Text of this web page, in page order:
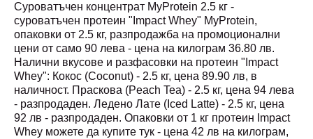
Суроватъчен концентрат MyProtein 2.5 кг -
суроватъчен протеин "Impact Whey" MyProtein,
опаковки от 2.5 кг, разпродажба на промоционални
цени от само 90 лева - цена на килограм 36.80 лв.
Налични вкусове и разфасовки на протеин "Impact
Whey": Кокос (Coconut) - 2.5 кг, цена 89.90 лв, в
наличност. Праскова (Peach Tea) - 2.5 кг, цена 94 лева
- разпродаден. Ледено Лате (Iced Latte) - 2.5 кг, цена
92 лв - разпродаден. Опаковки от 1 кг протеин Impact
Whey можете да купите тук - цена 42 лв на килограм,